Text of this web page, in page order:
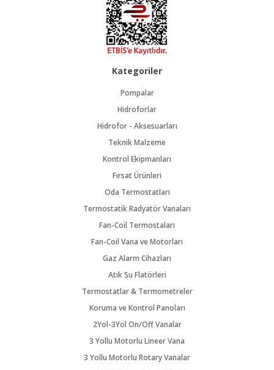
Kategoriler
Pompalar
Hidroforlar
Hidrofor - Aksesuarları
Teknik Malzeme
Kontrol Ekipmanları
Fırsat Ürünleri
Oda Termostatları
Termostatik Radyatör Vanaları
Fan-Coil Termostaları
Fan-Coil Vana ve Motorları
Gaz Alarm Cihazları
Atık Su Flatörleri
Termostatlar & Termometreler
Koruma ve Kontrol Panoları
2Yol-3Yol On/Off Vanalar
3 Yollu Motorlu Lineer Vana
3 Yollu Motorlu Rotary Vanalar